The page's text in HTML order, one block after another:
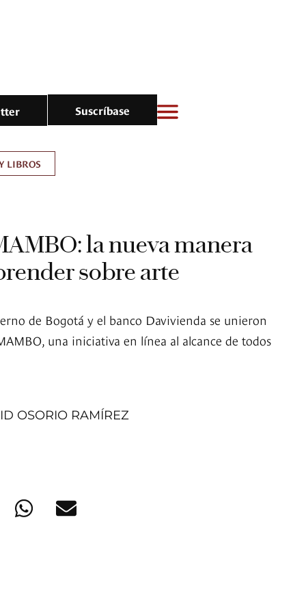
Suscríbase
LIBROS
la nueva manera
sobre arte
de Bogotá y el banco Davivienda se unieron
una iniciativa en línea al alcance de todos
OSORIO RAMÍREZ